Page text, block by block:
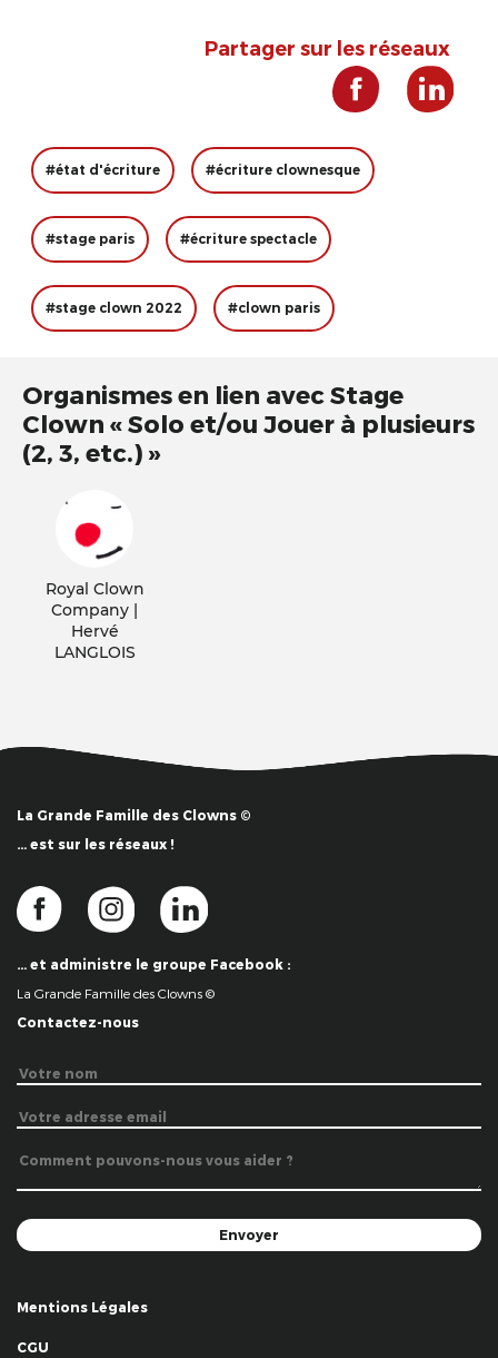
Partager sur les réseaux
#état d'écriture #écriture clownesque
#stage paris #écriture spectacle
#stage clown 2022 #clown paris
Organismes en lien avec Stage
Clown « Solo et/ou Jouer à plusieurs
(2, 3, etc.) »
Royal Clown
Company |
Hervé
LANGLOIS
La Grande Famille des Clowns ©
… est sur les réseaux !
… et administre le groupe Facebook :
La Grande Famille des Clowns ©
Contactez-nous
Mentions Légales
CGU